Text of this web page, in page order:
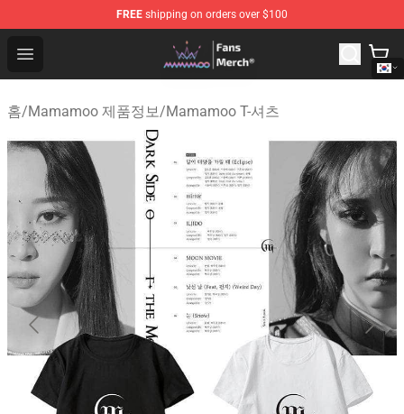
FREE shipping on orders over $100
Open menu
Mamamoo Store - Official Mamamoo Merchandise Shop
홈/Mamamoo 제품정보/Mamamoo T-셔츠